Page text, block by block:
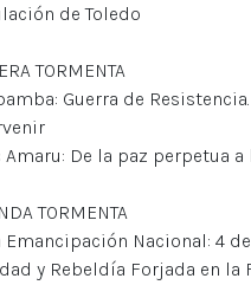
de Toledo
TORMENTA
Guerra de
Amaru: De la paz perpetua a
TORMENTA
Emancipación Nacional: 4
y Rebeldía Forjada en la